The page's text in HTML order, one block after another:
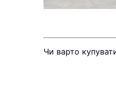
Чи варто